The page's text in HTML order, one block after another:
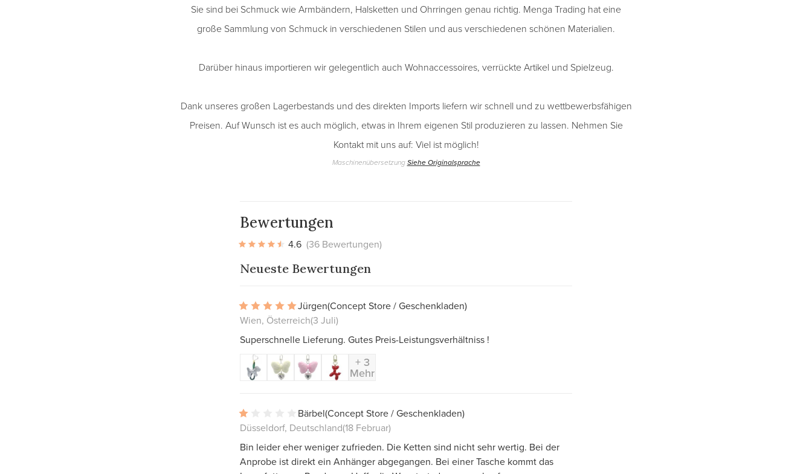
Sie sind bei Schmuck wie Armbändern, Halsketten und Ohrringen genau richtig. Menga Trading hat eine
große Sammlung von Schmuck in verschiedenen Stilen und aus verschiedenen schönen Materialien.
Darüber hinaus importieren wir gelegentlich auch Wohnaccessoires, verrückte Artikel und Spielzeug.
Dank unseres großen Lagerbestands und des direkten Imports liefern wir schnell und zu wettbewerbsfähigen
Preisen. Auf Wunsch ist es auch möglich, etwas in Ihrem eigenen Stil produzieren zu lassen. Nehmen Sie
Kontakt mit uns auf: Viel ist möglich!
MaschinenübersetzungSiehe Originalsprache
Bewertungen
4.6 (36 Bewertungen)
Neueste Bewertungen
Jürgen(Concept Store / Geschenkladen)
Wien, Österreich(3 Juli)
Superschnelle Lieferung. Gutes Preis-Leistungsverhältniss !
+ 3
Mehr
Bärbel(Concept Store / Geschenkladen)
Düsseldorf, Deutschland(18 Februar)
Bin leider eher weniger zufrieden. Die Ketten sind nicht sehr wertig. Bei der
Anprobe ist direkt ein Anhänger abgegangen. Bei einer Tasche kommt das